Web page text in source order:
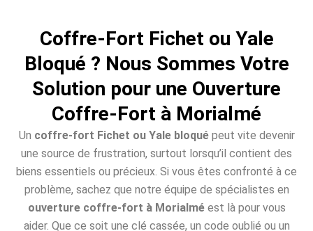
Coffre-Fort Fichet ou Yale
Bloqué ? Nous Sommes Votre
Solution pour une Ouverture
Coffre-Fort à Morialmé
Un coffre-fort Fichet ou Yale bloquépeut vite devenir
une source de frustration, surtout lorsqu’il contient des
biens essentiels ou précieux. Si vous êtes confronté à ce
problème, sachez que notre équipe de spécialistes en
ouverture coffre-fort à Morialméest là pour vous
aider. Que ce soit une clé cassée, un code oublié ou un